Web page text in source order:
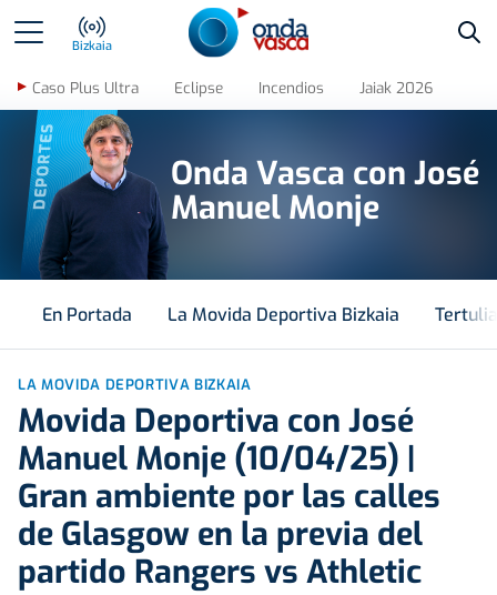
Bizkaia
Caso Plus Ultra Eclipse Incendios Jaiak 2026
DEPORTES
Onda Vasca con José
Manuel Monje
En Portada La Movida Deportiva Bizkaia
LA MOVIDA DEPORTIVA BIZKAIA
Movida Deportiva con José
Manuel Monje (10/04/25) |
Gran ambiente por las calles
de Glasgow en la previa del
partido Rangers vs Athletic